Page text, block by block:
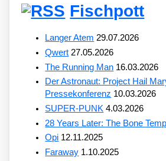
Fischpott
Langer Atem 29.07.2026
Qwert 27.05.2026
The Running Man 16.03.2026
Der Astronaut: Project Hail
Pressekonferenz 10.03.2026
SUPER-PUNK 4.03.2026
28 Years Later: The Bone
Opi 12.11.2025
Faraway 1.10.2025